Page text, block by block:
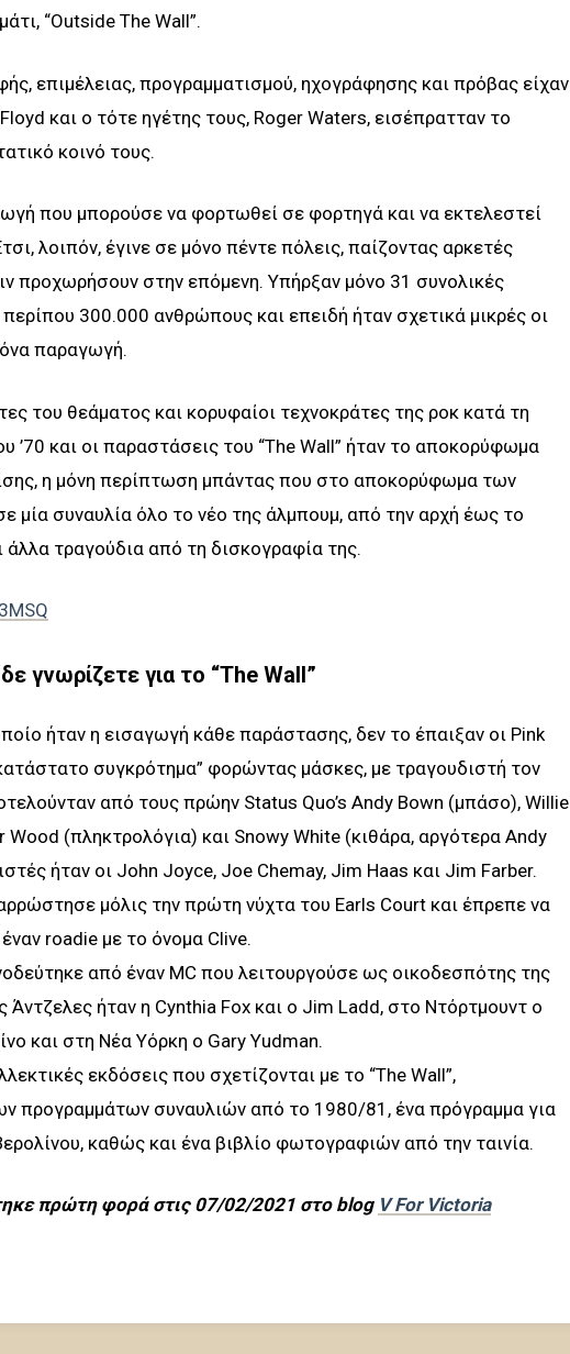
“Outside The Wall”.
επιμέλειας, προγραμματισμού, ηχογράφησης και πρόβας είχαν
και ο τότε ηγέτης τους, Roger Waters, εισέπρατταν το
κοινό τους.
που μπορούσε να φορτωθεί σε φορτηγά και να εκτελεστεί
λοιπόν, έγινε σε μόνο πέντε πόλεις, παίζοντας αρκετές
προχωρήσουν στην επόμενη. Υπήρξαν μόνο 31 συνολικές
300.000 ανθρώπους και επειδή ήταν σχετικά μικρές οι
παραγωγή.
του θεάματος και κορυφαίοι τεχνοκράτες της ροκ κατά τη
’70 και οι παραστάσεις του “The Wall” ήταν το αποκορύφωμα
η μόνη περίπτωση μπάντας που στο αποκορύφωμα των
μία συναυλία όλο το νέο της άλμπουμ, από την αρχή έως το
άλλα τραγούδια από τη δισκογραφία της.
γνωρίζετε για το “The Wall”
ήταν η εισαγωγή κάθε παράστασης, δεν το έπαιξαν οι Pink
συγκρότημα” φορώντας μάσκες, με τραγουδιστή τον
από τους πρώην Status Quo’s Andy Bown (μπάσο), Willie
Wood (πληκτρολόγια) και Snowy White (κιθάρα, αργότερα Andy
ήταν οι John Joyce, Joe Chemay, Jim Haas και Jim Farber.
μόλις την πρώτη νύχτα του Earls Court και έπρεπε να
roadie με το όνομα Clive.
από έναν MC που λειτουργούσε ως οικοδεσπότης της
ήταν η Cynthia Fox και ο Jim Ladd, στο Ντόρτμουντ ο
και στη Νέα Υόρκη ο Gary Yudman.
εκδόσεις που σχετίζονται με το “The Wall”,
προγραμμάτων συναυλιών από το 1980/81, ένα πρόγραμμα για
καθώς και ένα βιβλίο φωτογραφιών από την ταινία.
πρώτη φορά στις 07/02/2021 στο blog V For Victoria